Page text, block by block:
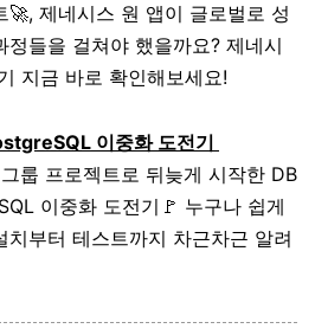
제네시스 원 앱이 글로벌로 성
들을 걸쳐야 했을까요? 제네시
지금 바로 확인해보세요!
이중화도전기
룹 프로젝트로 뒤늦게 시작한 DB
이중화 도전기🚩 누구나 쉽게
부터 테스트까지 차근차근 알려